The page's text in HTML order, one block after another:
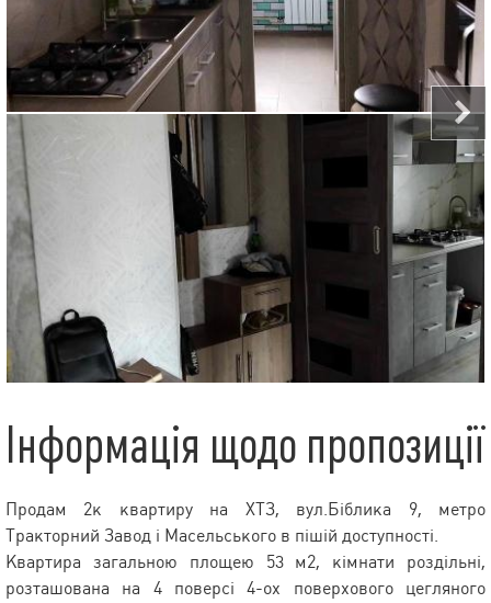
Інформація щодо пропозиції
Продам 2к квартиру на ХТЗ, вул.Біблика 9, метро
Тракторний Завод і Масельського в пішій доступності.
Квартира загальною площею 53 м2, кімнати роздільні,
розташована на 4 поверсі 4-ох поверхового цегляного